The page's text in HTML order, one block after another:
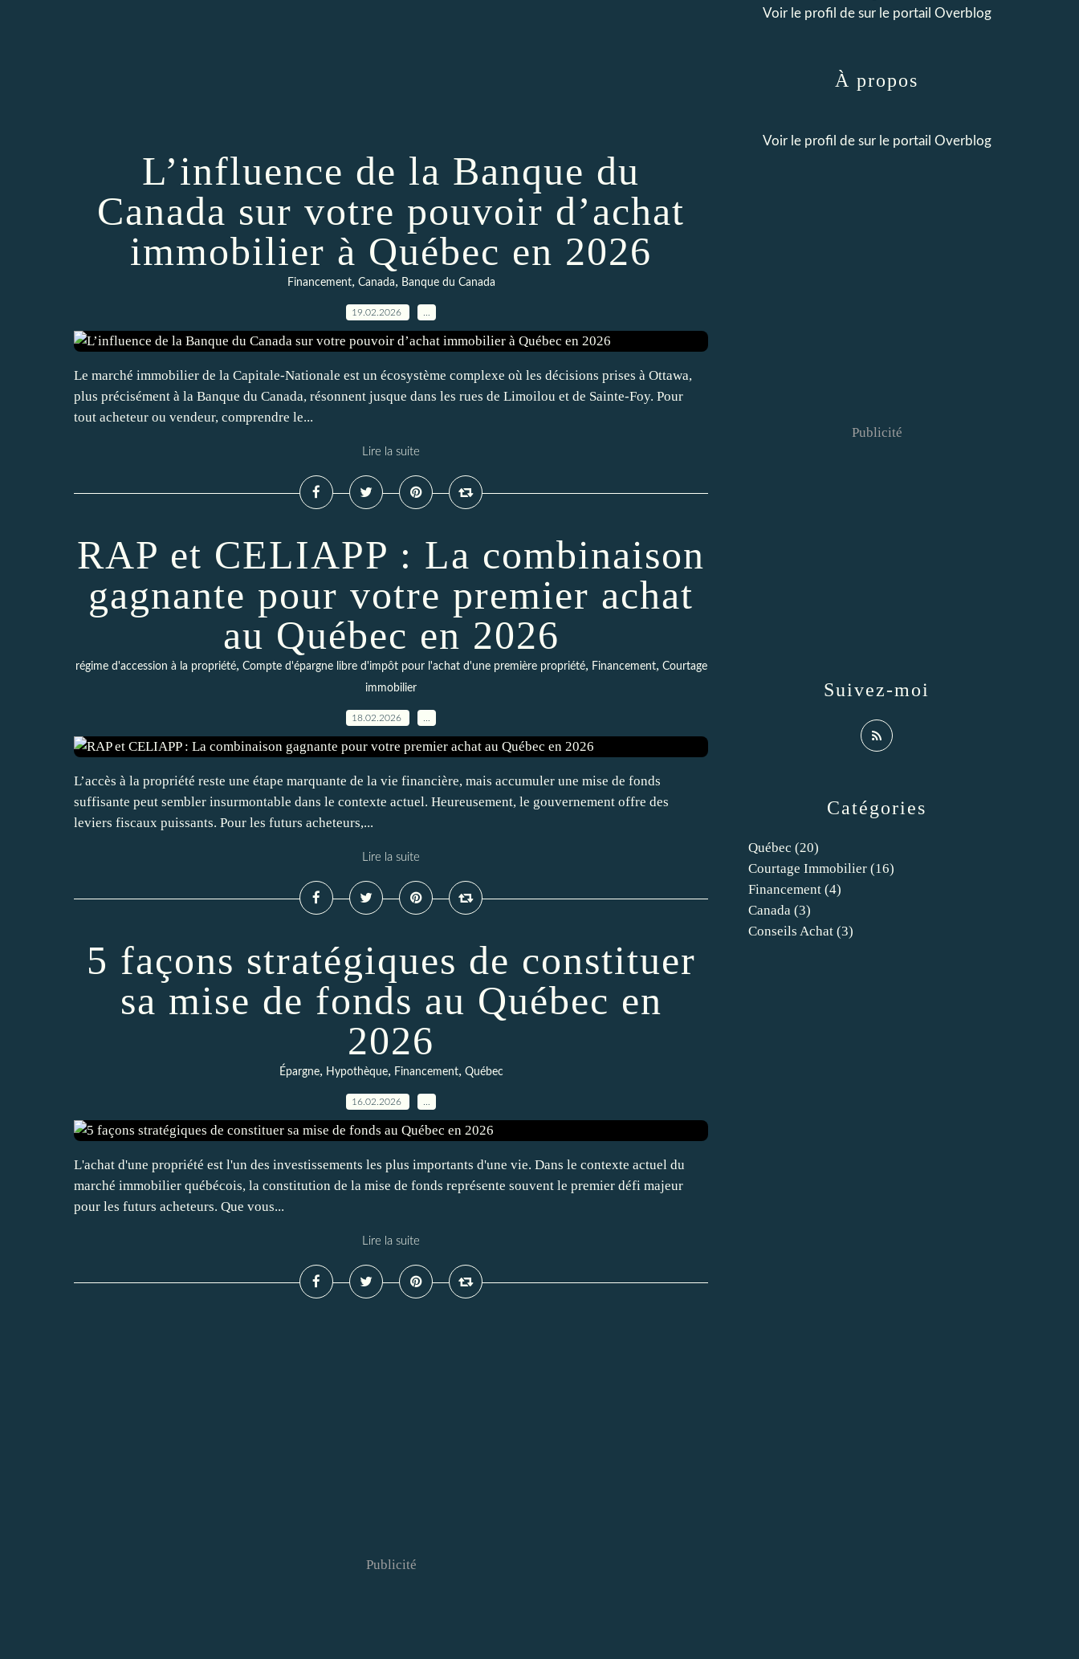
L’influence de la Banque du
Canada sur votre pouvoir d’achat
immobilier à Québec en 2026
Financement, Canada, Banque du Canada
19.02.2026
Le marché immobilier de la Capitale-Nationale est un écosystème complexe où les décisions prises à Ottawa,
plus précisément à la Banque du Canada, résonnent jusque dans les rues de Limoilou et de Sainte-Foy. Pour
tout acheteur ou vendeur, comprendre le...
Lire la suite
RAP et CELIAPP : La combinaison
gagnante pour votre premier achat
au Québec en 2026
régime d'accession à la propriété, Compte d'épargne libre d'impôt pour l'achat d'une première propriété, Financement, Courtage
immobilier
18.02.2026
L’accès à la propriété reste une étape marquante de la vie financière, mais accumuler une mise de fonds
suffisante peut sembler insurmontable dans le contexte actuel. Heureusement, le gouvernement offre des
leviers fiscaux puissants. Pour les futurs acheteurs,...
Lire la suite
5 façons stratégiques de constituer
sa mise de fonds au Québec en
2026
Épargne, Hypothèque, Financement, Québec
16.02.2026
L'achat d'une propriété est l'un des investissements les plus importants d'une vie. Dans le contexte actuel du
marché immobilier québécois, la constitution de la mise de fonds représente souvent le premier défi majeur
pour les futurs acheteurs. Que vous...
Lire la suite
Publicité
Catégories
Québec (20)
Courtage Immobilier (16)
Financement (4)
Canada (3)
Conseils Achat (3)
Voir le profil de sur le portail Overblog
Suivez-moi
À propos
Voir le profil de sur le portail Overblog
Publicité